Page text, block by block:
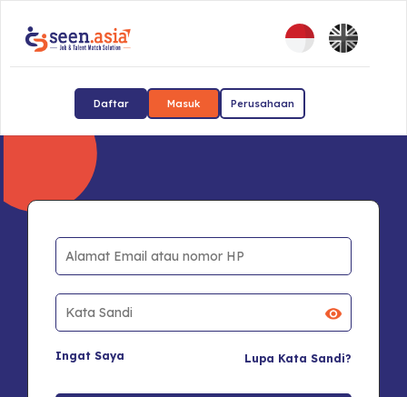
Daftar Masuk Perusahaan
Ingat Saya Lupa Kata Sandi?